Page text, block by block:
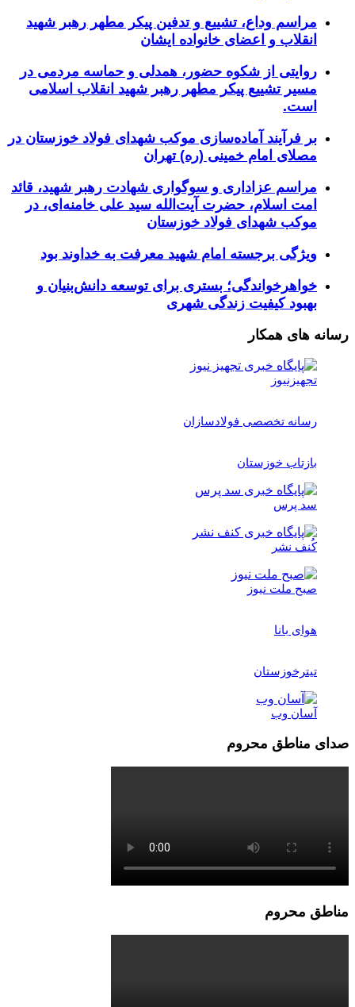
مراسم وداع، تشییع و تدفین پیکر مطهر رهبر شهید
انقلاب و اعضای خانواده ایشان
روایتی از شکوه حضور، همدلی و حماسه مردمی در
مسیر تشییع پیکر مطهر رهبر شهید انقلاب اسلامی
است.
بر فرآیند آماده‌سازی موکب شهدای فولاد خوزستان در
مصلای امام خمینی (ره) تهران
مراسم عزاداری و سوگواری شهادت رهبر شهید، قائد
امت اسلام، حضرت آیت‌الله سید علی خامنه‌ای، در
موکب شهدای فولاد خوزستان
ویژگی برجسته امام شهید معرفت به خداوند بود
خواهرخواندگی؛ بستری برای توسعه دانش‌بنیان و
بهبود کیفیت زندگی شهری
رسانه های همکار
تجهیزنیوز
رسانه تخصصی فولادسازان
بازتاب خوزستان
سد پرس
کُنف نشر
صبح ملت نیوز
هوای بانا
تیترخوزستان
آسان وب
صدای مناطق محروم
مناطق محروم